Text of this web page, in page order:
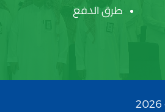
طرق الدفع